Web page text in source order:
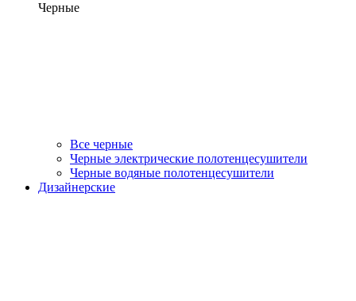
Черные
Все черные
Черные электрические полотенцесушители
Черные водяные полотенцесушители
Дизайнерские